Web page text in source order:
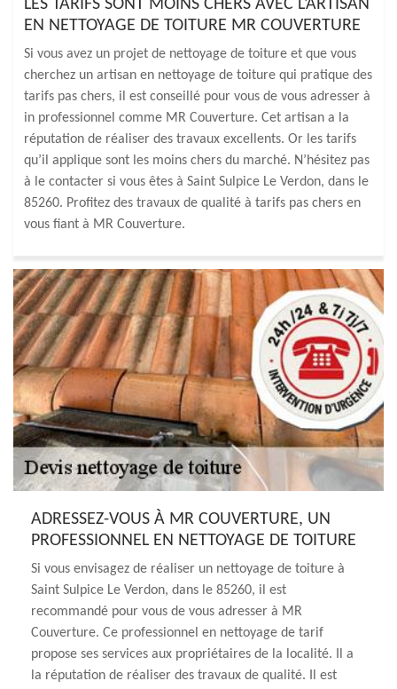
LES TARIFS SONT MOINS CHERS AVEC L’ARTISAN
EN NETTOYAGE DE TOITURE MR COUVERTURE
Si vous avez un projet de nettoyage de toiture et que vous
cherchez un artisan en nettoyage de toiture qui pratique des
tarifs pas chers, il est conseillé pour vous de vous adresser à
in professionnel comme MR Couverture. Cet artisan a la
réputation de réaliser des travaux excellents. Or les tarifs
qu’il applique sont les moins chers du marché. N’hésitez pas
à le contacter si vous êtes à Saint Sulpice Le Verdon, dans le
85260. Profitez des travaux de qualité à tarifs pas chers en
vous fiant à MR Couverture.
ADRESSEZ-VOUS À MR COUVERTURE, UN
PROFESSIONNEL EN NETTOYAGE DE TOITURE
Si vous envisagez de réaliser un nettoyage de toiture à
Saint Sulpice Le Verdon, dans le 85260, il est
recommandé pour vous de vous adresser à MR
Couverture. Ce professionnel en nettoyage de tarif
propose ses services aux propriétaires de la localité. Il a
la réputation de réaliser des travaux de qualité. Il est